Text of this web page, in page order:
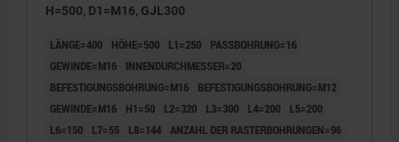
H=500, D1=M16, GJL300
LÄNGE=400 HÖHE=500 L1=250
PASSBOHRUNG=16
GEWINDE=M16
INNENDURCHMESSER=20
BEFESTIGUNGSBOHRUNG=M16
BEFESTIGUNGSBOHRUNG=M12
GEWINDE=M16
H1=50 L2=320 L3=300 L4=200
L5=200
L6=150
L7=55 L8=144 ANZAHL DER RASTERBOHRUNGEN=96